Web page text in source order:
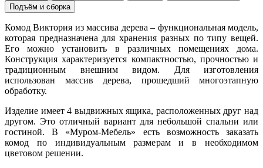
Подъём и сборка
Комод Виктория из массива дерева – функциональная модель,
которая предназначена для хранения разных по типу вещей.
Его можно установить в различных помещениях дома.
Конструкция характеризуется компактностью, прочностью и
традиционным внешним видом. Для изготовления
использован массив дерева, прошедший многоэтапную
обработку.
Изделие имеет 4 выдвижных ящика, расположенных друг над
другом. Это отличный вариант для небольшой спальни или
гостиной. В «Муром-Мебель» есть возможность заказать
комод по индивидуальным размерам и в необходимом
цветовом решении.